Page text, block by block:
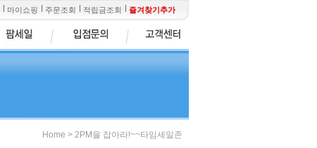
마이쇼핑 주문조회 적립금조회 즐겨찾기추가
Home > 2PM을 잡아라!~~타임세일존